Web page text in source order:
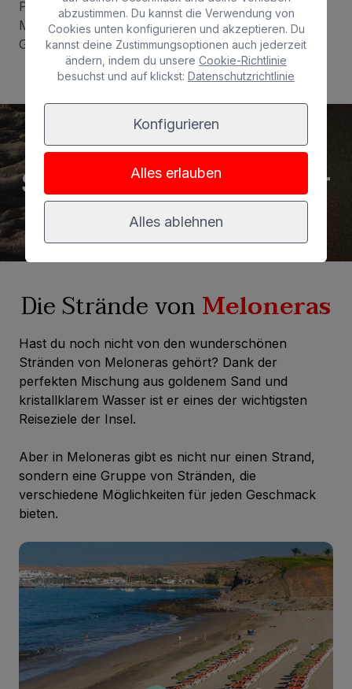
Parfümerie, Sport und Elektronik der besten
Marken verkaufen, sowie ein breites Angebot an
Gastronomie und Unterhaltung.
Sand, Sonne und Meer
Die Strände vonMeloneras
Hast du noch nicht von den wunderschönen
Stränden von Meloneras gehört? Dank der
perfekten Mischung aus goldenem Sand und
kristallklarem Wasser ist er eines der wichtigsten
Reiseziele der Insel.
Aber in Meloneras gibt es nicht nur einen Strand,
sondern eine Gruppe von Stränden, die
verschiedene Möglichkeiten für jeden Geschmack
bieten.
abzustimmen. Du kannst die Verwendung von
Cookies unten konfigurieren und akzeptieren. Du
kannst deine Zustimmungsoptionen auch jederzeit
ändern, indem du unsere Cookie-Richtlinie
besuchst und auf klickst: Datenschutzrichtlinie
Konfigurieren
Alles erlauben
Alles ablehnen